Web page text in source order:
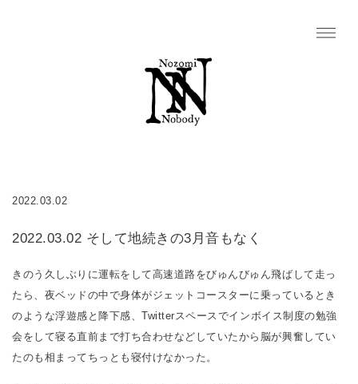
2022.03.02
2022.03.02 そして地続きの3月音もなく
きのう久しぶりに運転をして高速道路をびゅんびゅん飛ばして走っ
たら、夜ベッドの中で身体がジェットコースターに乗っているとき
のような浮遊感と降下感、Twitterスペースでインボイス制度の勉強
会をして寝る直前まで打ち合わせなどしていたから脳が興奮してい
たのも相まってちっとも寝付けなかった。